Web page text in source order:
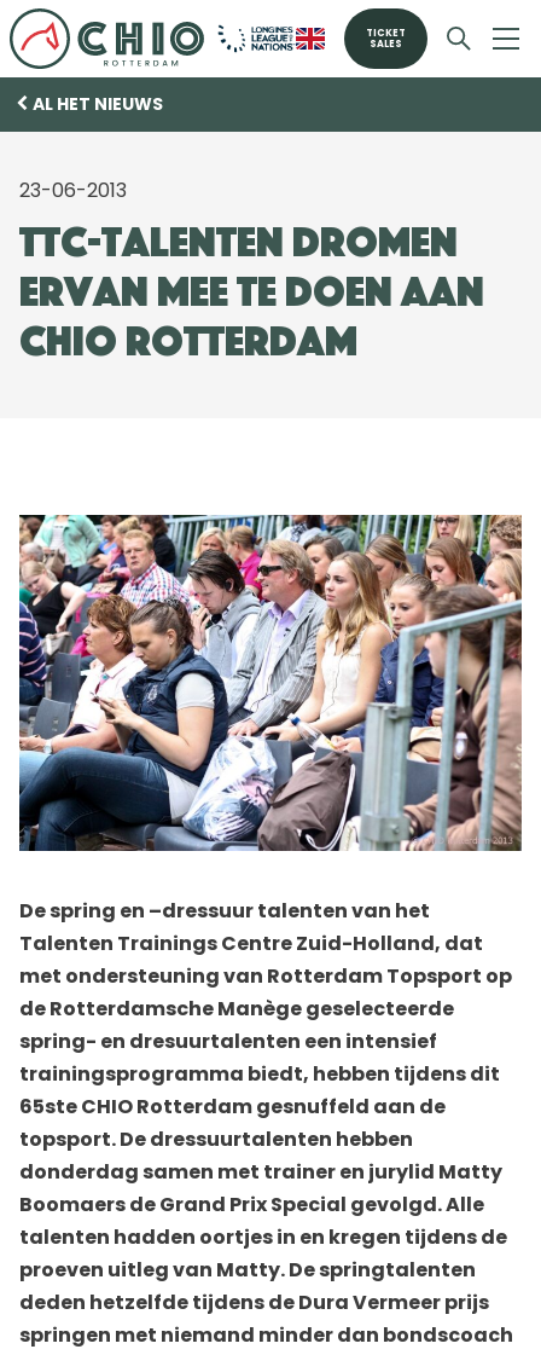
TICKET
SALES
AL HET NIEUWS
23-06-2013
TTC-talenten dromen
ervan mee te doen aan
CHIO Rotterdam
De spring en –dressuur talenten van het
Talenten Trainings Centre Zuid-Holland, dat
met ondersteuning van Rotterdam Topsport op
de Rotterdamsche Manège geselecteerde
spring- en dresuurtalenten een intensief
trainingsprogramma biedt, hebben tijdens dit
65ste CHIO Rotterdam gesnuffeld aan de
topsport. De dressuurtalenten hebben
donderdag samen met trainer en jurylid Matty
Boomaers de Grand Prix Special gevolgd. Alle
talenten hadden oortjes in en kregen tijdens de
proeven uitleg van Matty. De springtalenten
deden hetzelfde tijdens de Dura Vermeer prijs
springen met niemand minder dan bondscoach